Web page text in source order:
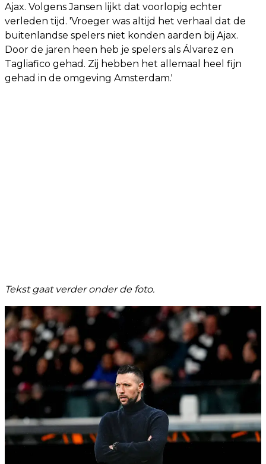
Ajax. Volgens Jansen lijkt dat voorlopig echter
verleden tijd. 'Vroeger was altijd het verhaal dat de
buitenlandse spelers niet konden aarden bij Ajax.
Door de jaren heen heb je spelers als Álvarez en
Tagliafico gehad. Zij hebben het allemaal heel fijn
gehad in de omgeving Amsterdam.'
Tekst gaat verder onder de foto.